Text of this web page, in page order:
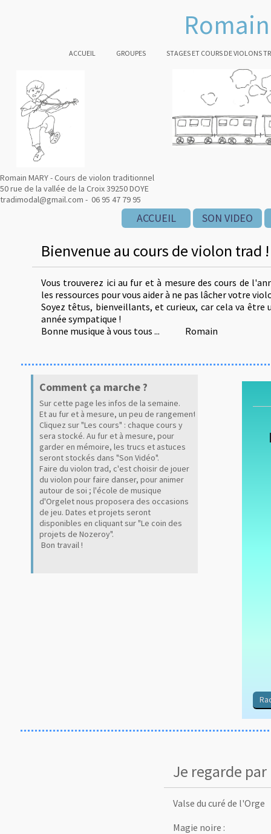
ACCUEIL GROUPES STAGES ET COURS DE VIOLONS
Romain MARY - Cours de violon traditionnel
50 rue de la vallée de la Croix 39250 DOYE
tradimodal@gmail.com - 06 95 47 79 95
ACCUEIL SON VIDEO
Bienvenue au cours de violon trad !
Vous trouverez ici au fur et à mesure des cours de
les ressources pour vous aider à ne pas lâcher votre
Soyez têtus, bienveillants, et curieux, car cela va être
année sympatique !
Bonne musique à vous tous ...
Romain
Comment ça marche ?
Sur cette page les infos de la semaine.
Et au fur et à mesure, un peu de rangement !
Cliquez sur "Les cours" : chaque cours y
sera stocké. Au fur et à mesure, pour
garder en mémoire, les trucs et astuces
seront stockés dans "Son Vidéo".
Faire du violon trad, c'est choisir de jouer
du violon pour faire danser, pour animer
autour de soi ; l'école de musique
d'Orgelet nous proposera des occasions
de jeu. Dates et projets seront
disponibles en cliquant sur "Le coin des
projets de Nozeroy".
Bon travail !
Je regarde
Valse du curé de l'Orge
Magie noire :